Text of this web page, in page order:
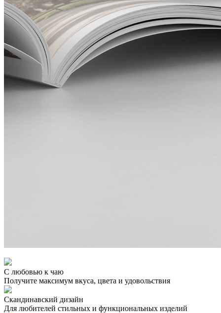
С любовью к чаю
Получите максимум вкуса, цвета и удовольствия
Скандинавский дизайн
Для любителей стильных и функциональных изделий